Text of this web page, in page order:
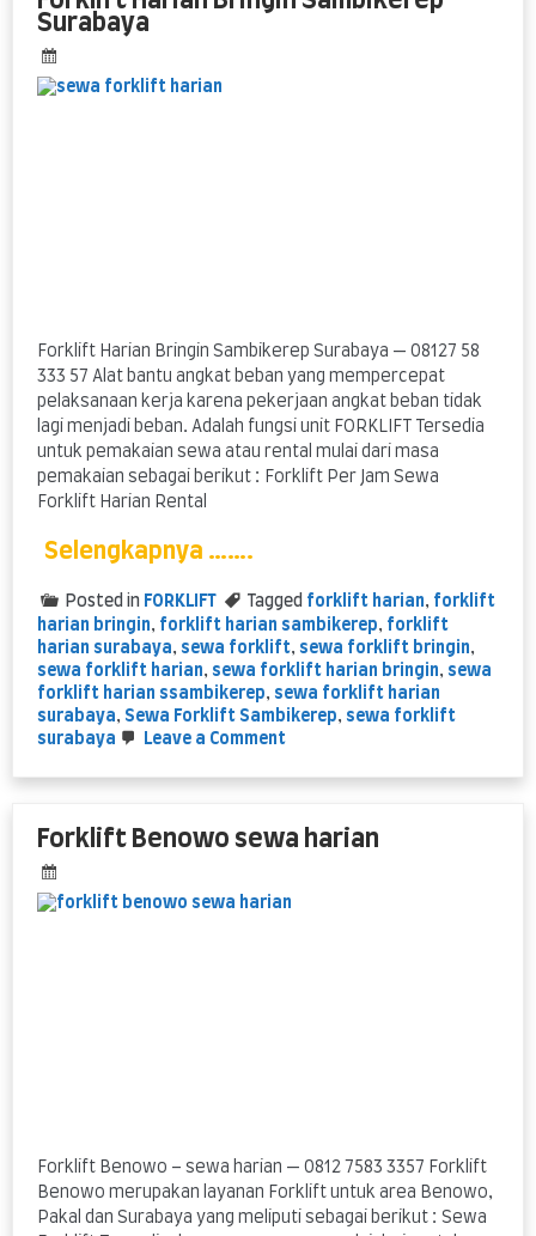
Surabaya
Forklift Harian Bringin Sambikerep Surabaya — 08127 58
333 57 Alat bantu angkat beban yang mempercepat
pelaksanaan kerja karena pekerjaan angkat beban tidak
lagi menjadi beban. Adalah fungsi unit FORKLIFT Tersedia
untuk pemakaian sewa atau rental mulai dari masa
pemakaian sebagai berikut : Forklift Per Jam Sewa
Forklift Harian Rental
Selengkapnya …….
Posted in FORKLIFT Tagged forklift harian, forklift
harian bringin, forklift harian sambikerep, forklift
harian surabaya, sewa forklift, sewa forklift bringin,
sewa forklift harian, sewa forklift harian bringin, sewa
forklift harian ssambikerep, sewa forklift harian
surabaya, Sewa Forklift Sambikerep, sewa forklift
surabaya
Leave a Commenton
Sambikerep
Surabaya
Forklift Benowo sewa harian
Forklift Benowo – sewa harian — 0812 7583 3357 Forklift
Benowo merupakan layanan Forklift untuk area Benowo,
Pakal dan Surabaya yang meliputi sebagai berikut : Sewa